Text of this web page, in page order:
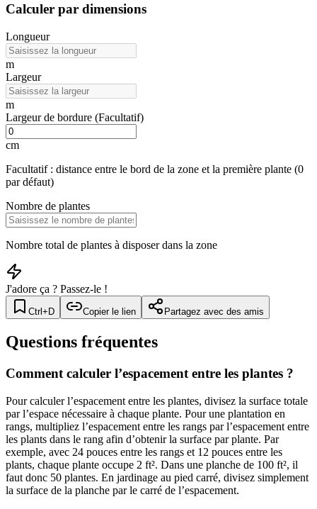
Calculer par dimensions
Longueur
m
Largeur
m
Largeur de bordure (Facultatif)
cm
Facultatif : distance entre le bord de la zone et la première plante (0
par défaut)
Nombre de plantes
Nombre total de plantes à disposer dans la zone
J'adore ça ? Passez-le !
Ctrl+D Copier le lien Partagez avec des amis
Questions fréquentes
Comment calculer l’espacement entre les plantes ?
Pour calculer l’espacement entre les plantes, divisez la surface totale
par l’espace nécessaire à chaque plante. Pour une plantation en
rangs, multipliez l’espacement entre les rangs par l’espacement entre
les plants dans le rang afin d’obtenir la surface par plante. Par
exemple, avec 24 pouces entre les rangs et 12 pouces entre les
plants, chaque plante occupe 2 ft². Dans une planche de 100 ft², il
faut donc 50 plantes. En jardinage au pied carré, divisez simplement
la surface de la planche par le carré de l’espacement.